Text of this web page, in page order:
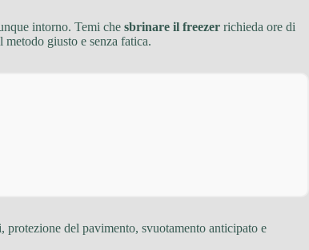
intorno. Temi che sbrinare il freezer richieda ore di
giusto e senza fatica.
del pavimento, svuotamento anticipato e